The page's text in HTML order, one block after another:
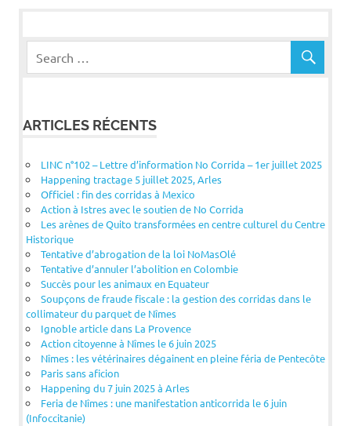
ARTICLES RÉCENTS
LINC n°102 – Lettre d’information No Corrida – 1er juillet 2025
Happening tractage 5 juillet 2025, Arles
Officiel : fin des corridas à Mexico
Action à Istres avec le soutien de No Corrida
Les arènes de Quito transformées en centre culturel du Centre
Historique
Tentative d’abrogation de la loi NoMasOlé
Tentative d’annuler l’abolition en Colombie
Succès pour les animaux en Equateur
Soupçons de fraude fiscale : la gestion des corridas dans le
collimateur du parquet de Nîmes
Ignoble article dans La Provence
Action citoyenne à Nîmes le 6 juin 2025
Nîmes : les vétérinaires dégainent en pleine féria de Pentecôte
Paris sans aficion
Happening du 7 juin 2025 à Arles
Feria de Nîmes : une manifestation anticorrida le 6 juin
(Infoccitanie)